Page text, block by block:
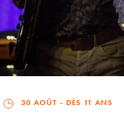
30 AOÛT - DÈS 11 ANS